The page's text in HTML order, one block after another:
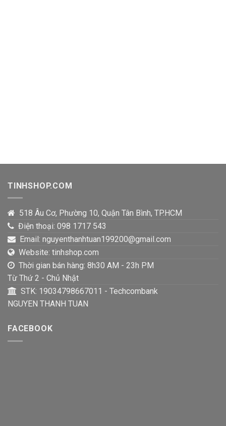
TINHSHOP.COM
518 Âu Cơ, Phường 10, Quận Tân Bình, TP.HCM
Điện thoại: 098 1717 543
Email: nguyenthanhtuan199200@gmail.com
Website: tinhshop.com
Thời gian bán hàng: 8h30 AM - 23h PM
Từ Thứ 2 - Chủ Nhật
STK: 19034798667011 - Techcombank
NGUYEN THANH TUAN
FACEBOOK